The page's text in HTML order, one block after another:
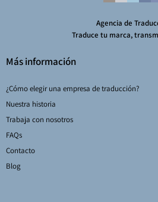
Agencia de
Traduce tu marca,
Más información
¿Cómo elegir una empresa de traducción?
Nuestra historia
Trabaja con nosotros
FAQs
Contacto
Blog